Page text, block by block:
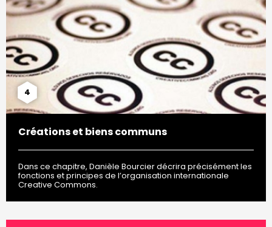
4
Créations et biens communs
Dans ce chapitre, Danièle Bourcier décrira précisément les
fonctions et principes de l’organisation internationale
Creative Commons.